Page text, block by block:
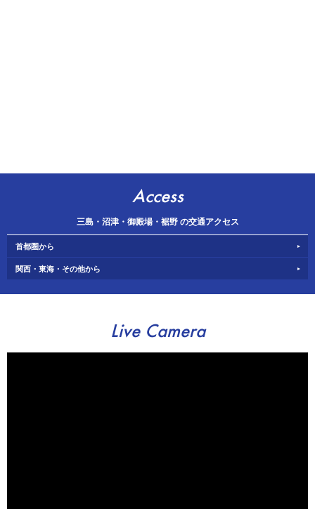
Access
三島・沼津・御殿場・裾野 の交通アクセス
首都圏から
関西・東海・その他から
Live Camera